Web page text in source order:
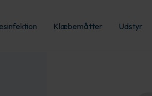
Klæbemåtter Udstyr